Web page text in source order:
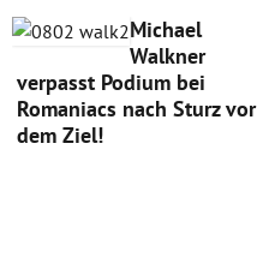
Michael
Walkner
verpasst Podium bei
Romaniacs nach Sturz vor
dem Ziel!